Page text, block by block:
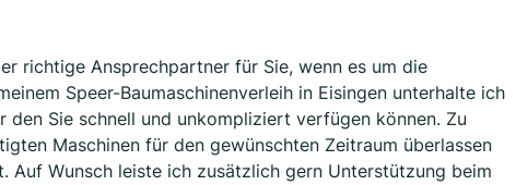
richtige Ansprechpartner für Sie, wenn es um die
Speer-Baumaschinenverleih in Eisingen unterhalte ich
den Sie schnell und unkompliziert verfügen können. Zu
Maschinen für den gewünschten Zeitraum überlassen
Wunsch leiste ich zusätzlich gern Unterstützung beim